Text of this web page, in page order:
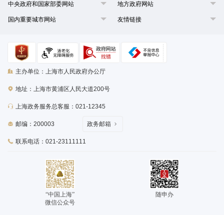
中央政府和国家部委网站 地方政府网站
国内重要城市网站 友情链接
主办单位：上海市人民政府办公厅
地址：上海市黄浦区人民大道200号
上海政务服务总客服：021-12345
邮编：200003
联系电话：021-23111111
政务邮箱
“中国上海”
微信公众号
随申办